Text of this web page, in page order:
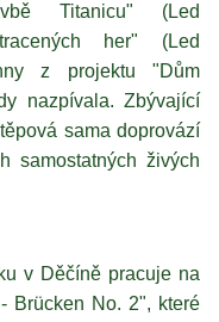
Titanicu" (Led
her" (Led
z projektu "Dům
nazpívala. Zbývající
sama doprovází
samostatných živých
v Děčíně pracuje na
Brücken No. 2", které